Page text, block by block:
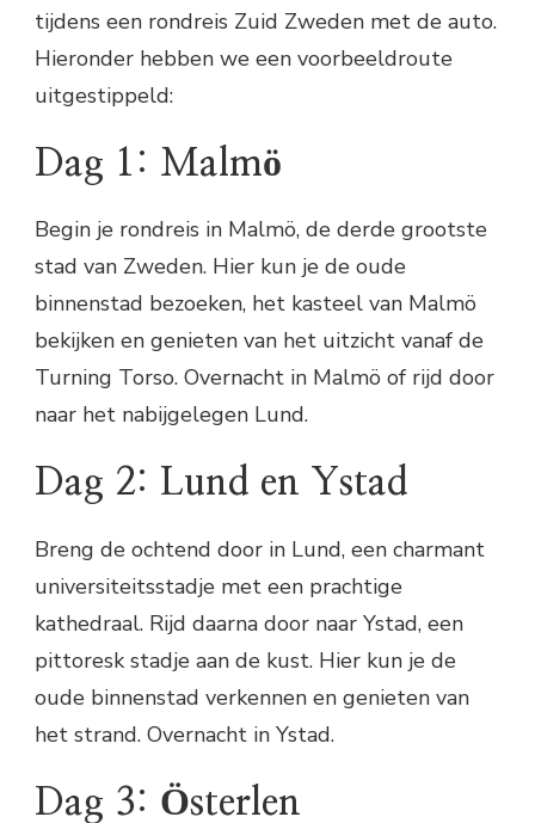
tijdens een rondreis Zuid Zweden met de auto.
Hieronder hebben we een voorbeeldroute
uitgestippeld:
Dag 1: Malmö
Begin je rondreis in Malmö, de derde grootste
stad van Zweden. Hier kun je de oude
binnenstad bezoeken, het kasteel van Malmö
bekijken en genieten van het uitzicht vanaf de
Turning Torso. Overnacht in Malmö of rijd door
naar het nabijgelegen Lund.
Dag 2: Lund en Ystad
Breng de ochtend door in Lund, een charmant
universiteitsstadje met een prachtige
kathedraal. Rijd daarna door naar Ystad, een
pittoresk stadje aan de kust. Hier kun je de
oude binnenstad verkennen en genieten van
het strand. Overnacht in Ystad.
Dag 3: Österlen